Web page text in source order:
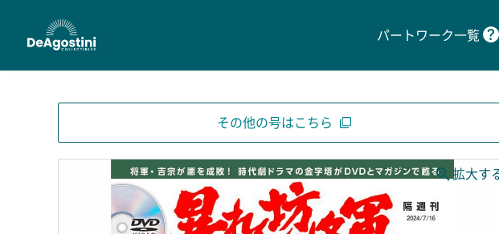
パートワーク一覧
その他の号はこちら